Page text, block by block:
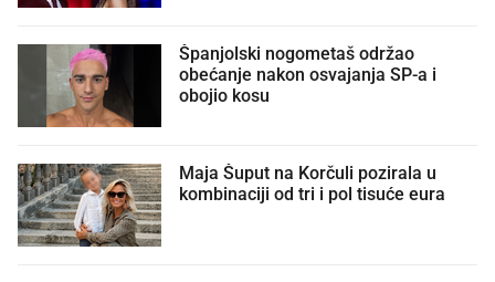
Španjolski nogometaš održao
obećanje nakon osvajanja SP-a i
obojio kosu
Maja Šuput na Korčuli pozirala u
kombinaciji od tri i pol tisuće eura